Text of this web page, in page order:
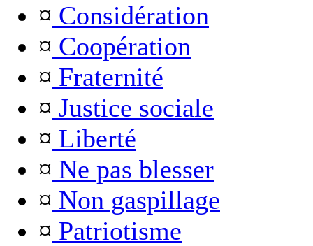
¤ Considération
¤ Coopération
¤ Fraternité
¤ Justice sociale
¤ Liberté
¤ Ne pas blesser
¤ Non gaspillage
¤ Patriotisme